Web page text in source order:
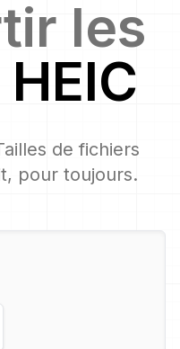
les
HEIC
de fichiers
pour toujours.